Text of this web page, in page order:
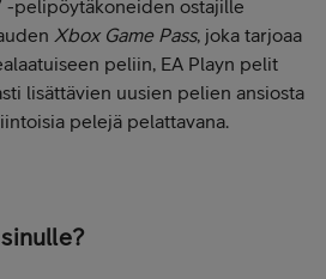
-pelipöytäkoneiden ostajille
Xbox Game Pass, joka tarjoaa
peliin, EA Playn pelit
lisättävien uusien pelien ansiosta
pelejä pelattavana.